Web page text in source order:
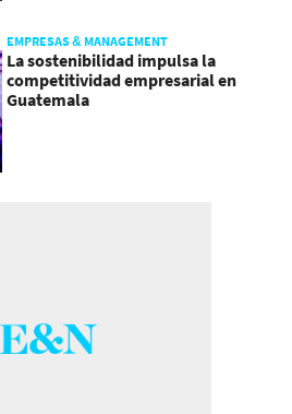
EMPRESAS & MANAGEMENT
La sostenibilidad impulsa la
competitividad empresarial en
Guatemala